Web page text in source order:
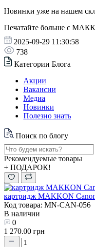
Новинки уже на нашем
Печатайте больше с
2025-09-29 11:30:58
738
Категории Блога
Акции
Вакансии
Медиа
Новинки
Полезно знать
Поиск по блогу
Рекомендуемые товары
+ ПОДАРОК!
картридж MAKKON
Код товара: MN-CAN-056
В наличии
0
1 270.00 грн